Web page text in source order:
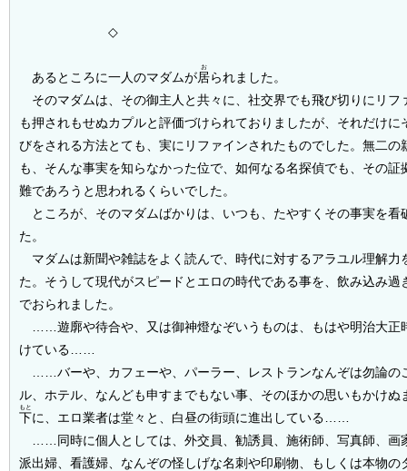
◇
あるところに一人のマダムが居
お
られました。
そのマダムは、その御主人と共々に、社交界でも飛び切りにリフ
も押されもせぬカプルと評価づけられておりましたが、それだけに
びをされる方法とても、実にリファインされたものでした。無二の
も、そんな事実を知らなかった位で、如何なる名探偵でも、その証
難であろうと思われるくらいでした。
ところが、そのマダムばかりは、いつも、たやすくその事実を看
た。
マダムは新聞や雑誌をよく読んで、時代に対するアラユル理解力
た。そうして現代がスピードとエロの時代である事を、飲み込み過
でおられました。
……遊廓や待合や、又は御神燈なぞいうものは、もはや明治大正
けている……
……バーや、カフェーや、パーラー、レストランなんぞは勿論の
ル、ホテル、なんども申すまでもない事、そのほかの思いもかけぬ
下
もと
に、エロ業者は堂々と、白昼の街頭に進出している……
……同時に個人としては、外交員、勧誘員、施術師、写真師、画
派出婦、看護婦、なんぞの怪しげな名刺や印刷物、もしくは本物の